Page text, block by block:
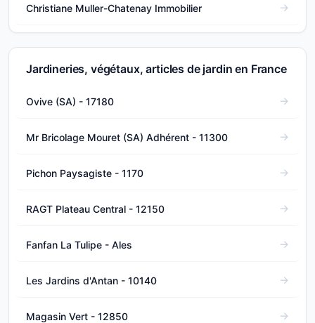
Christiane Muller-Chatenay Immobilier
Jardineries, végétaux, articles de jardin en France
Ovive (SA) - 17180
Mr Bricolage Mouret (SA) Adhérent - 11300
Pichon Paysagiste - 1170
RAGT Plateau Central - 12150
Fanfan La Tulipe - Ales
Les Jardins d'Antan - 10140
Magasin Vert - 12850